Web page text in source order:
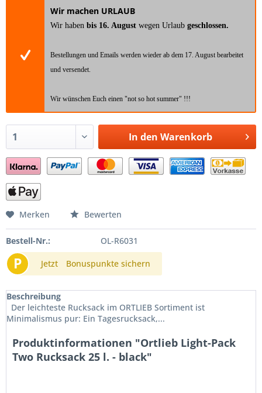
Wir machen URLAUB
Wir haben bis 16. August wegen Urlaub geschlossen.
Bestellungen und Emails werden wieder ab dem 17. August bearbeitet
und versendet.
Wir wünschen Euch einen "not so hot summer" !!!
In den Warenkorb
Merken Bewerten
Bestell-Nr.: OL-R6031
P Jetzt Bonuspunkte sichern
Beschreibung
Der leichteste Rucksack im ORTLIEB Sortiment ist
Minimalismus pur: Ein Tagesrucksack,...
Produktinformationen "Ortlieb Light-Pack
Two Rucksack 25 l. - black"